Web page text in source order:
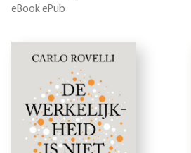
eBook ePub